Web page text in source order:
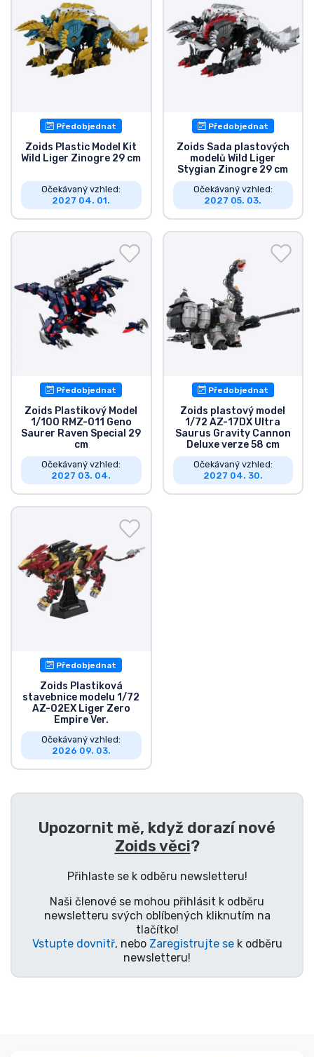
Předobjednat
Zoids Plastic Model Kit
Wild Liger Zinogre 29 cm
Očekávaný vzhled:
2027 04. 01.
Předobjednat
Zoids Sada plastových
modelů Wild Liger
Stygian Zinogre 29 cm
Očekávaný vzhled:
2027 05. 03.
Předobjednat
Zoids Plastikový Model
1/100 RMZ-011 Geno
Saurer Raven Special 29
cm
Očekávaný vzhled:
2027 03. 04.
Předobjednat
Zoids plastový model
1/72 AZ-17DX Ultra
Saurus Gravity Cannon
Deluxe verze 58 cm
Očekávaný vzhled:
2027 04. 30.
Předobjednat
Zoids Plastiková
stavebnice modelu 1/72
AZ-02EX Liger Zero
Empire Ver.
Očekávaný vzhled:
2026 09. 03.
Upozornit mě, když dorazí nové
Zoids věci?
Přihlaste se k odběru newsletteru!
Naši členové se mohou přihlásit k odběru
newsletteru svých oblíbených kliknutím na
tlačítko!
Vstupte dovnitř, nebo Zaregistrujte sek odběru
newsletteru!